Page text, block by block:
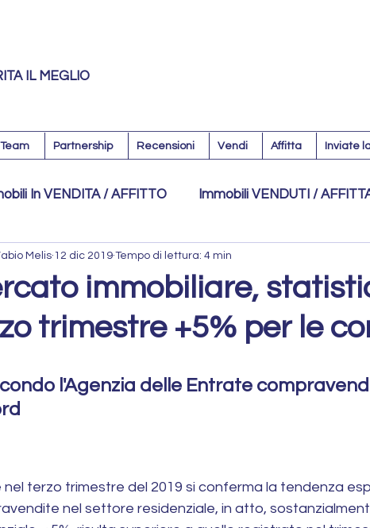
IL MEGLIO
Team Partnership Recensioni Vendi Affitta Inviate
In VENDITA / AFFITTO Immobili VENDUTI /
Affarefatto Pocket Rogito Concluso
/ PROPOSTA A Mercato Immobiliare
Immobiliare Vendere Casa Errori da
Casa Strategia di Vendita
immobiliare,
trimestre +5% per le
Melis 12 dic 2019 Tempo di lettura: 4 min
l'Agenzia delle Entrate
nel terzo trimestre del 2019 si conferma la tendenza
nel settore residenziale, in atto,